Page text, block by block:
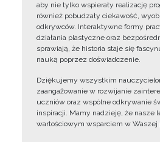
aby nie tylko wspierały realizację
również pobudzały ciekawość,
odkrywców. Interaktywne formy
działania plastyczne oraz
sprawiają, że historia staje się
nauką poprzez doświadczenie.
Dziękujemy wszystkim
zaangażowanie w rozwijanie
uczniów oraz wspólne odkrywanie
inspiracji. Mamy nadzieję, że nasze
wartościowym wsparciem w